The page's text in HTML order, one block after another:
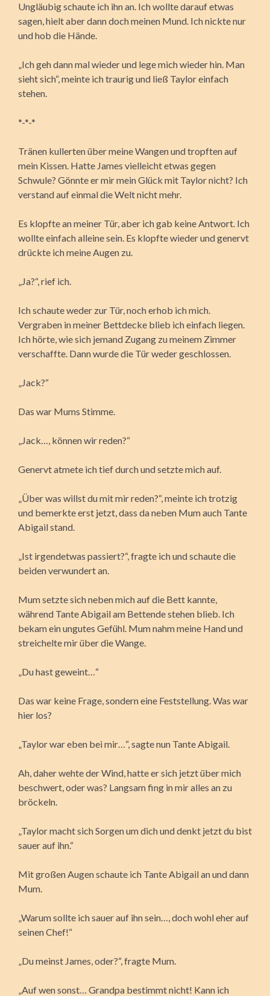
Ungläubig schaute ich ihn an. Ich wollte darauf etwas
sagen, hielt aber dann doch meinen Mund. Ich nickte nur
und hob die Hände.
„Ich geh dann mal wieder und lege mich wieder hin. Man
sieht sich“, meinte ich traurig und ließ Taylor einfach
stehen.
*-*-*
Tränen kullerten über meine Wangen und tropften auf
mein Kissen. Hatte James vielleicht etwas gegen
Schwule? Gönnte er mir mein Glück mit Taylor nicht? Ich
verstand auf einmal die Welt nicht mehr.
Es klopfte an meiner Tür, aber ich gab keine Antwort. Ich
wollte einfach alleine sein. Es klopfte wieder und genervt
drückte ich meine Augen zu.
„Ja?“, rief ich.
Ich schaute weder zur Tür, noch erhob ich mich.
Vergraben in meiner Bettdecke blieb ich einfach liegen.
Ich hörte, wie sich jemand Zugang zu meinem Zimmer
verschaffte. Dann wurde die Tür weder geschlossen.
„Jack?“
Das war Mums Stimme.
„Jack…, können wir reden?“
Genervt atmete ich tief durch und setzte mich auf.
„Über was willst du mit mir reden?“, meinte ich trotzig
und bemerkte erst jetzt, dass da neben Mum auch Tante
Abigail stand.
„Ist irgendetwas passiert?“, fragte ich und schaute die
beiden verwundert an.
Mum setzte sich neben mich auf die Bett kannte,
während Tante Abigail am Bettende stehen blieb. Ich
bekam ein ungutes Gefühl. Mum nahm meine Hand und
streichelte mir über die Wange.
„Du hast geweint…“
Das war keine Frage, sondern eine Feststellung. Was war
hier los?
„Taylor war eben bei mir…“, sagte nun Tante Abigail.
Ah, daher wehte der Wind, hatte er sich jetzt über mich
beschwert, oder was? Langsam fing in mir alles an zu
bröckeln.
„Taylor macht sich Sorgen um dich und denkt jetzt du bist
sauer auf ihn.“
Mit großen Augen schaute ich Tante Abigail an und dann
Mum.
„Warum sollte ich sauer auf ihn sein…, doch wohl eher auf
seinen Chef!“
„Du meinst James, oder?“, fragte Mum.
„Auf wen sonst… Grandpa bestimmt nicht! Kann ich